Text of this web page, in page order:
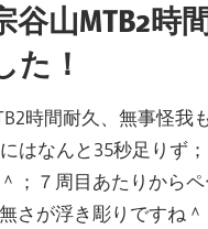
谷山MTB2時
た！
時間耐久、無事怪我
はなんと35秒足りず
；７周目あたりからペ
さが浮き彫りですね